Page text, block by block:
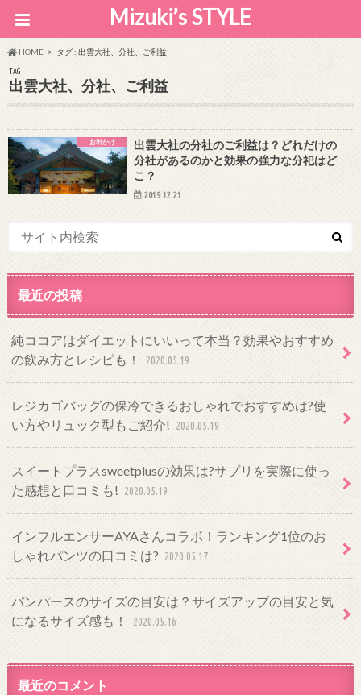
Mizuki’s STYLE
HOME タグ : 出雲大社、分社、ご利益
TAG
出雲大社、分社、ご利益
お出かけ
出雲大社の分社のご利益は？どれだけの
分社があるのかと効果の強力な分祀はど
こ？
2019.12.21
最近の投稿
純ココアはダイエットにいいって本当？効果やおすすめ
の飲み方とレシピも！
2020.05.19
レジカゴバッグの保冷できるおしゃれでおすすめは?使
い方やリュック型もご紹介!
2020.05.19
スイートプラスsweetplusの効果は?サプリを実際に使っ
た感想と口コミも!
2020.05.19
インフルエンサーAYAさんコラボ！ランキング1位のお
しゃれパンツの口コミは? 2020.05.17
パンパースのサイズの目安は？サイズアップの目安と気
になるサイズ感も！
2020.05.16
最近のコメント